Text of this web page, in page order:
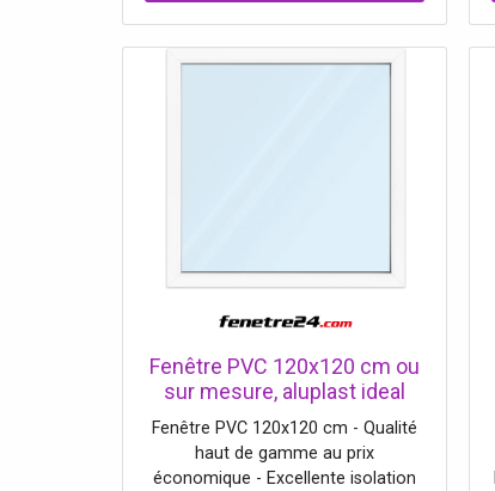
Fenêtre PVC 120x120 cm ou
sur mesure, aluplast ideal
4000, fenêtre fixe, 1 vantail,
double vitrage, fenêtre
horizontale
Fenêtre PVC 120x120 cm - Qualité
haut de gamme au prix
économique - Excellente isolation